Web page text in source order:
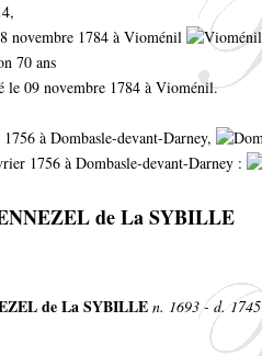
novembre 1784 à Vioménil
70 ans
le 09 novembre 1784 à Vioménil.
à Dombasle-devant-Darney,
1756 à Dombasle-devant-Darney :
de La SYBILLE
de La SYBILLE n. 1693 - d. 1745